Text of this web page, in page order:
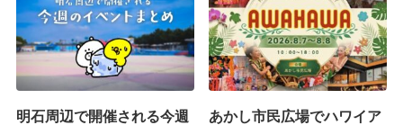
明石周辺で開催される今週
あかし市民広場でハワイア